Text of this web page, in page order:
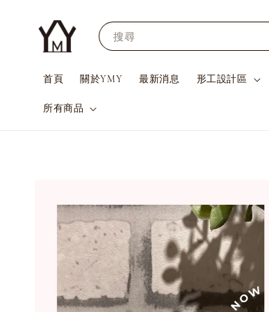
搜尋
首頁 關於YMY 最新消息 形工設計區
所有商品